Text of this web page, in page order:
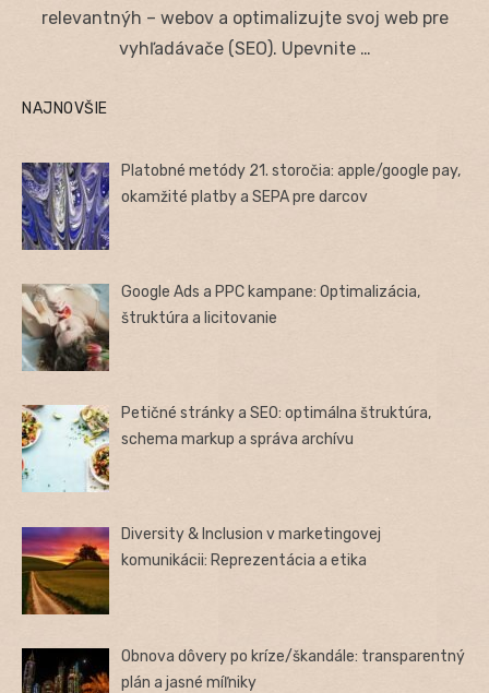
relevantnýh – webov a optimalizujte svoj web pre
vyhľadávače (SEO). Upevnite …
NAJNOVŠIE
Platobné metódy 21. storočia: apple/google pay,
okamžité platby a SEPA pre darcov
Google Ads a PPC kampane: Optimalizácia,
štruktúra a licitovanie
Petičné stránky a SEO: optimálna štruktúra,
schema markup a správa archívu
Diversity & Inclusion v marketingovej
komunikácii: Reprezentácia a etika
Obnova dôvery po kríze/škandále: transparentný
plán a jasné míľniky